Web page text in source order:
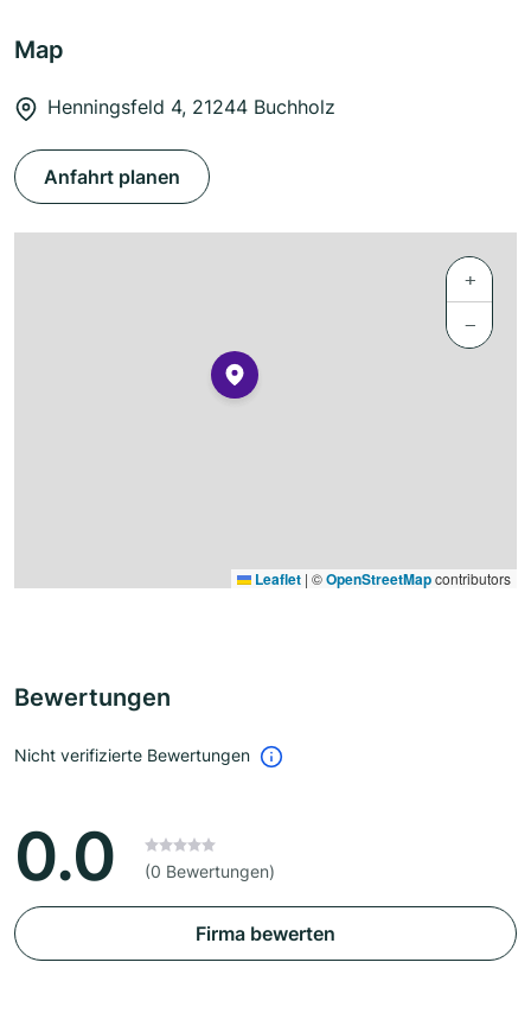
Map
Henningsfeld 4, 21244 Buchholz
Anfahrt planen
+
−
Leaflet | ©OpenStreetMapcontributors
Bewertungen
Nicht verifizierte Bewertungen
0.0 (0 Bewertungen)
Firma bewerten